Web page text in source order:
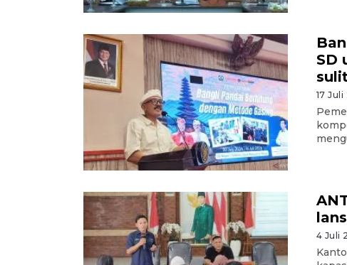
SD
17
4 Juli